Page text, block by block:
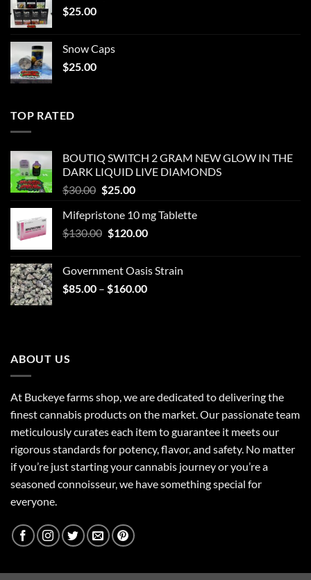
$25.00
Snow Caps
$25.00
TOP RATED
BOUTIQ SWITCH 2 GRAM NEW GLOW IN THE
DARK LIQUID LIVE DIAMONDS
$30.00 Original
was:
$30.00.
$25.00Current
is:
$25.00.
Mifepristone 10 mg Tablette
$130.00 Original
$130.00.
$120.00Current
$120.00.
Government Oasis Strain
$85.00 – $160.00Price
ABOUT US
At Buckeye farms shop, we are dedicated to delivering the
finest cannabis products on the market. Our passionate team
meticulously curates each item to guarantee it meets our
rigorous standards for potency, flavor, and safety. No matter
if you’re just starting your cannabis journey or you’re a
seasoned connoisseur, we have something special for
everyone.